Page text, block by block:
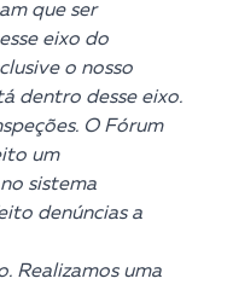
que ser
eixo do
o nosso
dentro desse eixo.
O Fórum
um
sistema
denúncias a
Realizamos uma